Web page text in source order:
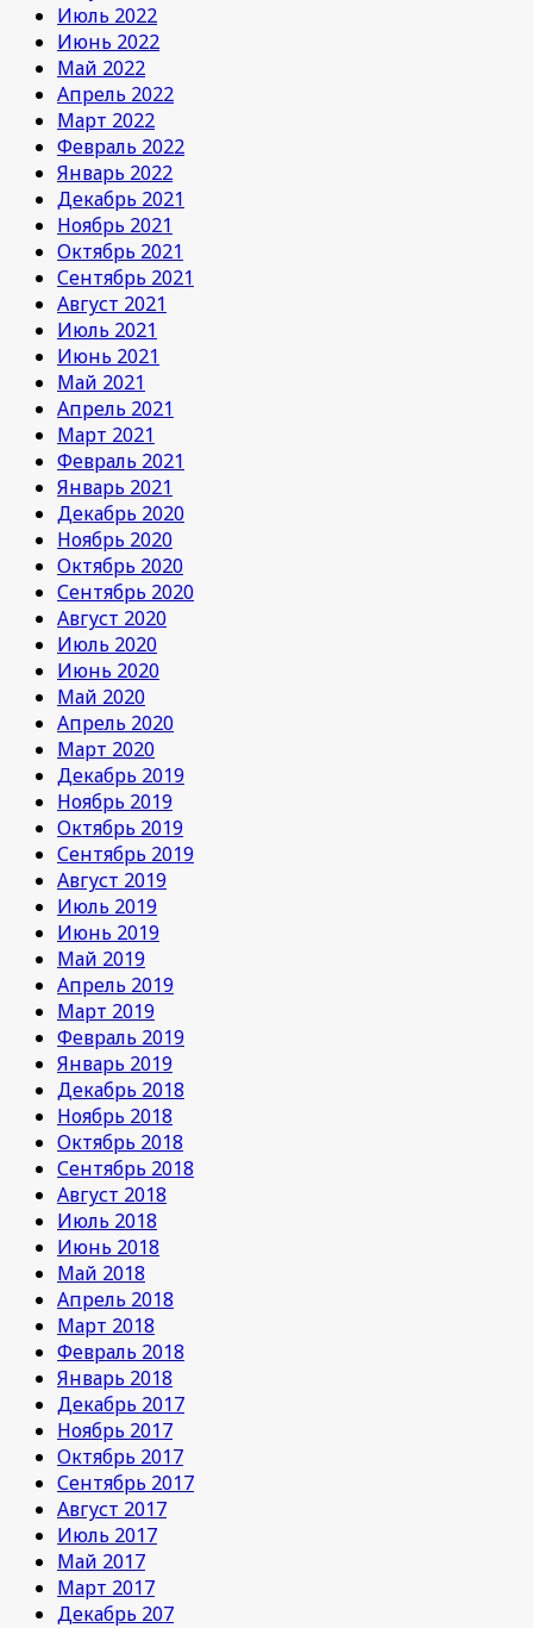
Июль 2022
Июнь 2022
Май 2022
Апрель 2022
Март 2022
Февраль 2022
Январь 2022
Декабрь 2021
Ноябрь 2021
Октябрь 2021
Сентябрь 2021
Август 2021
Июль 2021
Июнь 2021
Май 2021
Апрель 2021
Март 2021
Февраль 2021
Январь 2021
Декабрь 2020
Ноябрь 2020
Октябрь 2020
Сентябрь 2020
Август 2020
Июль 2020
Июнь 2020
Май 2020
Апрель 2020
Март 2020
Декабрь 2019
Ноябрь 2019
Октябрь 2019
Сентябрь 2019
Август 2019
Июль 2019
Июнь 2019
Май 2019
Апрель 2019
Март 2019
Февраль 2019
Январь 2019
Декабрь 2018
Ноябрь 2018
Октябрь 2018
Сентябрь 2018
Август 2018
Июль 2018
Июнь 2018
Май 2018
Апрель 2018
Март 2018
Февраль 2018
Январь 2018
Декабрь 2017
Ноябрь 2017
Октябрь 2017
Сентябрь 2017
Август 2017
Июль 2017
Май 2017
Март 2017
Декабрь 207